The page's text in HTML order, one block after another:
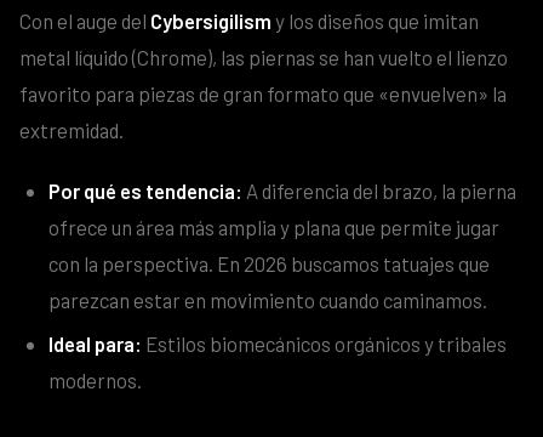
Con el auge del Cybersigilism y los diseños que imitan
metal líquido (Chrome), las piernas se han vuelto el lienzo
favorito para piezas de gran formato que «envuelven» la
extremidad.
Por qué es tendencia: A diferencia del brazo, la pierna
ofrece un área más amplia y plana que permite jugar
con la perspectiva. En 2026 buscamos tatuajes que
parezcan estar en movimiento cuando caminamos.
Ideal para: Estilos biomecánicos orgánicos y tribales
modernos.